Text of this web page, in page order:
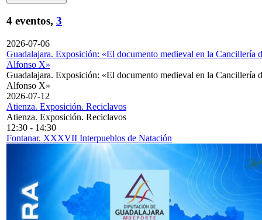
4 eventos, 3
2026-07-06
Guadalajara. Exposición: «El documento medieval en la Cancillería
Alfonso X»
Guadalajara. Exposición: «El documento medieval en la Cancillería
Alfonso X»
2026-07-12
Atienza. Exposición. Reciclavos
Atienza. Exposición. Reciclavos
12:30 - 14:30
Fontanar. XXXVII Interpueblos de Natación